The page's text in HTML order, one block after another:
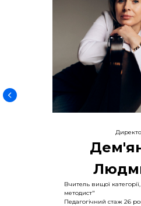
Вчитель вищої
методист"
Педагогічний стаж 26